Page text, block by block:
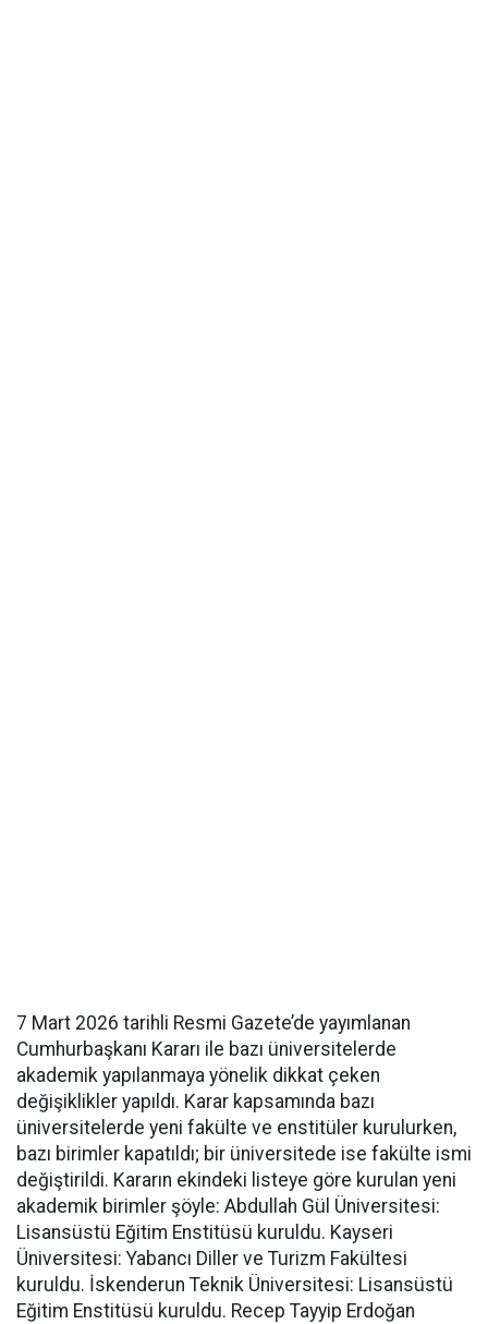
7 Mart 2026 tarihli Resmi Gazete’de yayımlanan
Cumhurbaşkanı Kararı ile bazı üniversitelerde
akademik yapılanmaya yönelik dikkat çeken
değişiklikler yapıldı. Karar kapsamında bazı
üniversitelerde yeni fakülte ve enstitüler kurulurken,
bazı birimler kapatıldı; bir üniversitede ise fakülte ismi
değiştirildi. Kararın ekindeki listeye göre kurulan yeni
akademik birimler şöyle: Abdullah Gül Üniversitesi:
Lisansüstü Eğitim Enstitüsü kuruldu. Kayseri
Üniversitesi: Yabancı Diller ve Turizm Fakültesi
kuruldu. İskenderun Teknik Üniversitesi: Lisansüstü
Eğitim Enstitüsü kuruldu. Recep Tayyip Erdoğan